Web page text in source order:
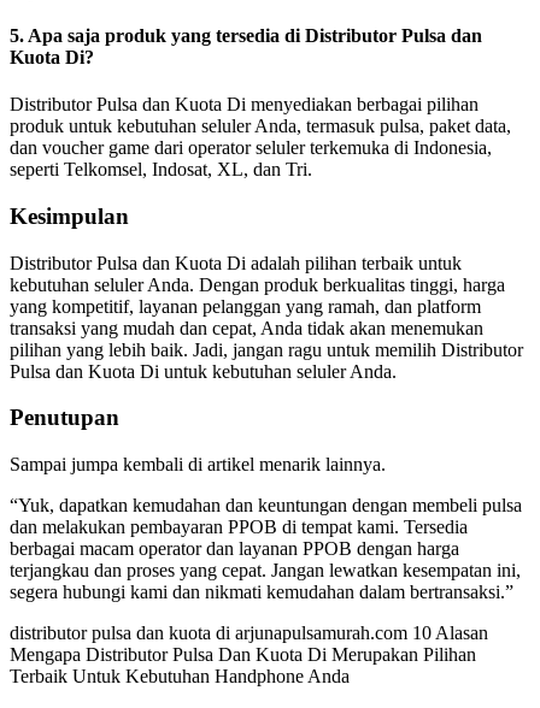
5. Apa saja produk yang tersedia di Distributor Pulsa dan
Kuota Di?
Distributor Pulsa dan Kuota Di menyediakan berbagai pilihan
produk untuk kebutuhan seluler Anda, termasuk pulsa, paket data,
dan voucher game dari operator seluler terkemuka di Indonesia,
seperti Telkomsel, Indosat, XL, dan Tri.
Kesimpulan
Distributor Pulsa dan Kuota Di adalah pilihan terbaik untuk
kebutuhan seluler Anda. Dengan produk berkualitas tinggi, harga
yang kompetitif, layanan pelanggan yang ramah, dan platform
transaksi yang mudah dan cepat, Anda tidak akan menemukan
pilihan yang lebih baik. Jadi, jangan ragu untuk memilih Distributor
Pulsa dan Kuota Di untuk kebutuhan seluler Anda.
Penutupan
Sampai jumpa kembali di artikel menarik lainnya.
“Yuk, dapatkan kemudahan dan keuntungan dengan membeli pulsa
dan melakukan pembayaran PPOB di tempat kami. Tersedia
berbagai macam operator dan layanan PPOB dengan harga
terjangkau dan proses yang cepat. Jangan lewatkan kesempatan ini,
segera hubungi kami dan nikmati kemudahan dalam bertransaksi.”
distributor pulsa dan kuota di arjunapulsamurah.com 10 Alasan
Mengapa Distributor Pulsa Dan Kuota Di Merupakan Pilihan
Terbaik Untuk Kebutuhan Handphone Anda